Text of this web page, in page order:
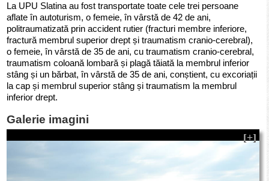
La UPU Slatina au fost transportate toate cele trei persoane
aflate în autoturism, o femeie, în vârstă de 42 de ani,
politraumatizată prin accident rutier (fracturi membre inferiore,
fractură membrul superior drept și traumatism cranio-cerebral),
o femeie, în vârstă de 35 de ani, cu traumatism cranio-cerebral,
traumatism coloană lombară și plagă tăiată la membrul inferior
stâng și un bărbat, în vârstă de 35 de ani, conștient, cu excoriații
la cap și membrul superior stâng și traumatism la membrul
inferior drept.
Galerie imagini